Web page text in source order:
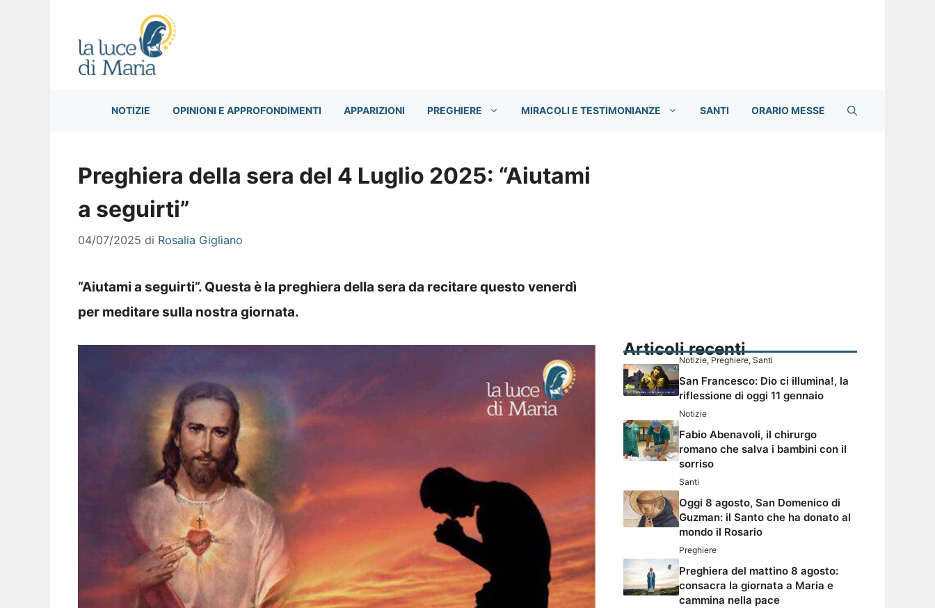
NOTIZIE OPINIONI E APPROFONDIMENTI APPARIZIONI PREGHIERE MIRACOLI E TESTIMONIANZE SANTI ORARIO MESSE
Preghiera della sera del 4 Luglio 2025: “Aiutami
a seguirti”
04/07/2025 di Rosalia Gigliano
“Aiutami a seguirti”. Questa è la preghiera della sera da recitare questo venerdì
per meditare sulla nostra giornata.
Articoli recenti
Notizie, Preghiere, Santi
San Francesco: Dio ci illumina!, la
riflessione di oggi 11 gennaio
Notizie
Fabio Abenavoli, il chirurgo
romano che salva i bambini con il
sorriso
Santi
Oggi 8 agosto, San Domenico di
Guzman: il Santo che ha donato al
mondo il Rosario
Preghiere
Preghiera del mattino 8 agosto:
consacra la giornata a Maria e
cammina nella pace